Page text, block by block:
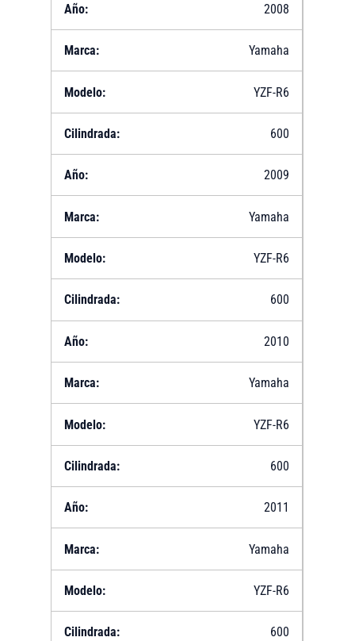
2008
Yamaha
YZF-R6
600
2009
Yamaha
YZF-R6
600
2010
Yamaha
YZF-R6
600
2011
Yamaha
YZF-R6
600